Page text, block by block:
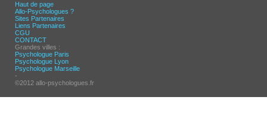
Haut de page
Allo-Psychologues ?
Sites Partenaires
Liens Partenaires
CGU
CONTACT
Grandes villes :
Psychologue Paris
Psychologue Lyon
Psychologue Marseille
-
©2012 allo-psychologues.fr